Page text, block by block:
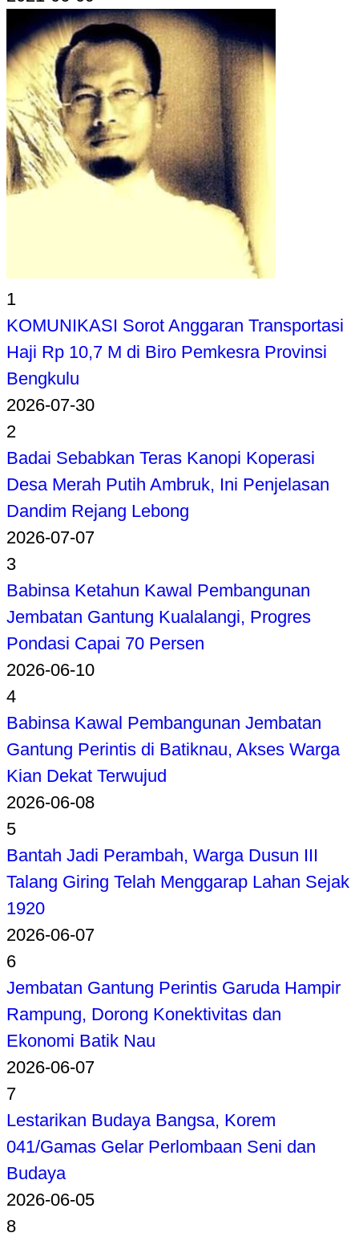
1
KOMUNIKASI Sorot Anggaran Transportasi
Haji Rp 10,7 M di Biro Pemkesra Provinsi
Bengkulu
2026-07-30
2
Badai Sebabkan Teras Kanopi Koperasi
Desa Merah Putih Ambruk, Ini Penjelasan
Dandim Rejang Lebong
2026-07-07
3
Babinsa Ketahun Kawal Pembangunan
Jembatan Gantung Kualalangi, Progres
Pondasi Capai 70 Persen
2026-06-10
4
Babinsa Kawal Pembangunan Jembatan
Gantung Perintis di Batiknau, Akses Warga
Kian Dekat Terwujud
2026-06-08
5
Bantah Jadi Perambah, Warga Dusun III
Talang Giring Telah Menggarap Lahan Sejak
1920
2026-06-07
6
Jembatan Gantung Perintis Garuda Hampir
Rampung, Dorong Konektivitas dan
Ekonomi Batik Nau
2026-06-07
7
Lestarikan Budaya Bangsa, Korem
041/Gamas Gelar Perlombaan Seni dan
Budaya
2026-06-05
8